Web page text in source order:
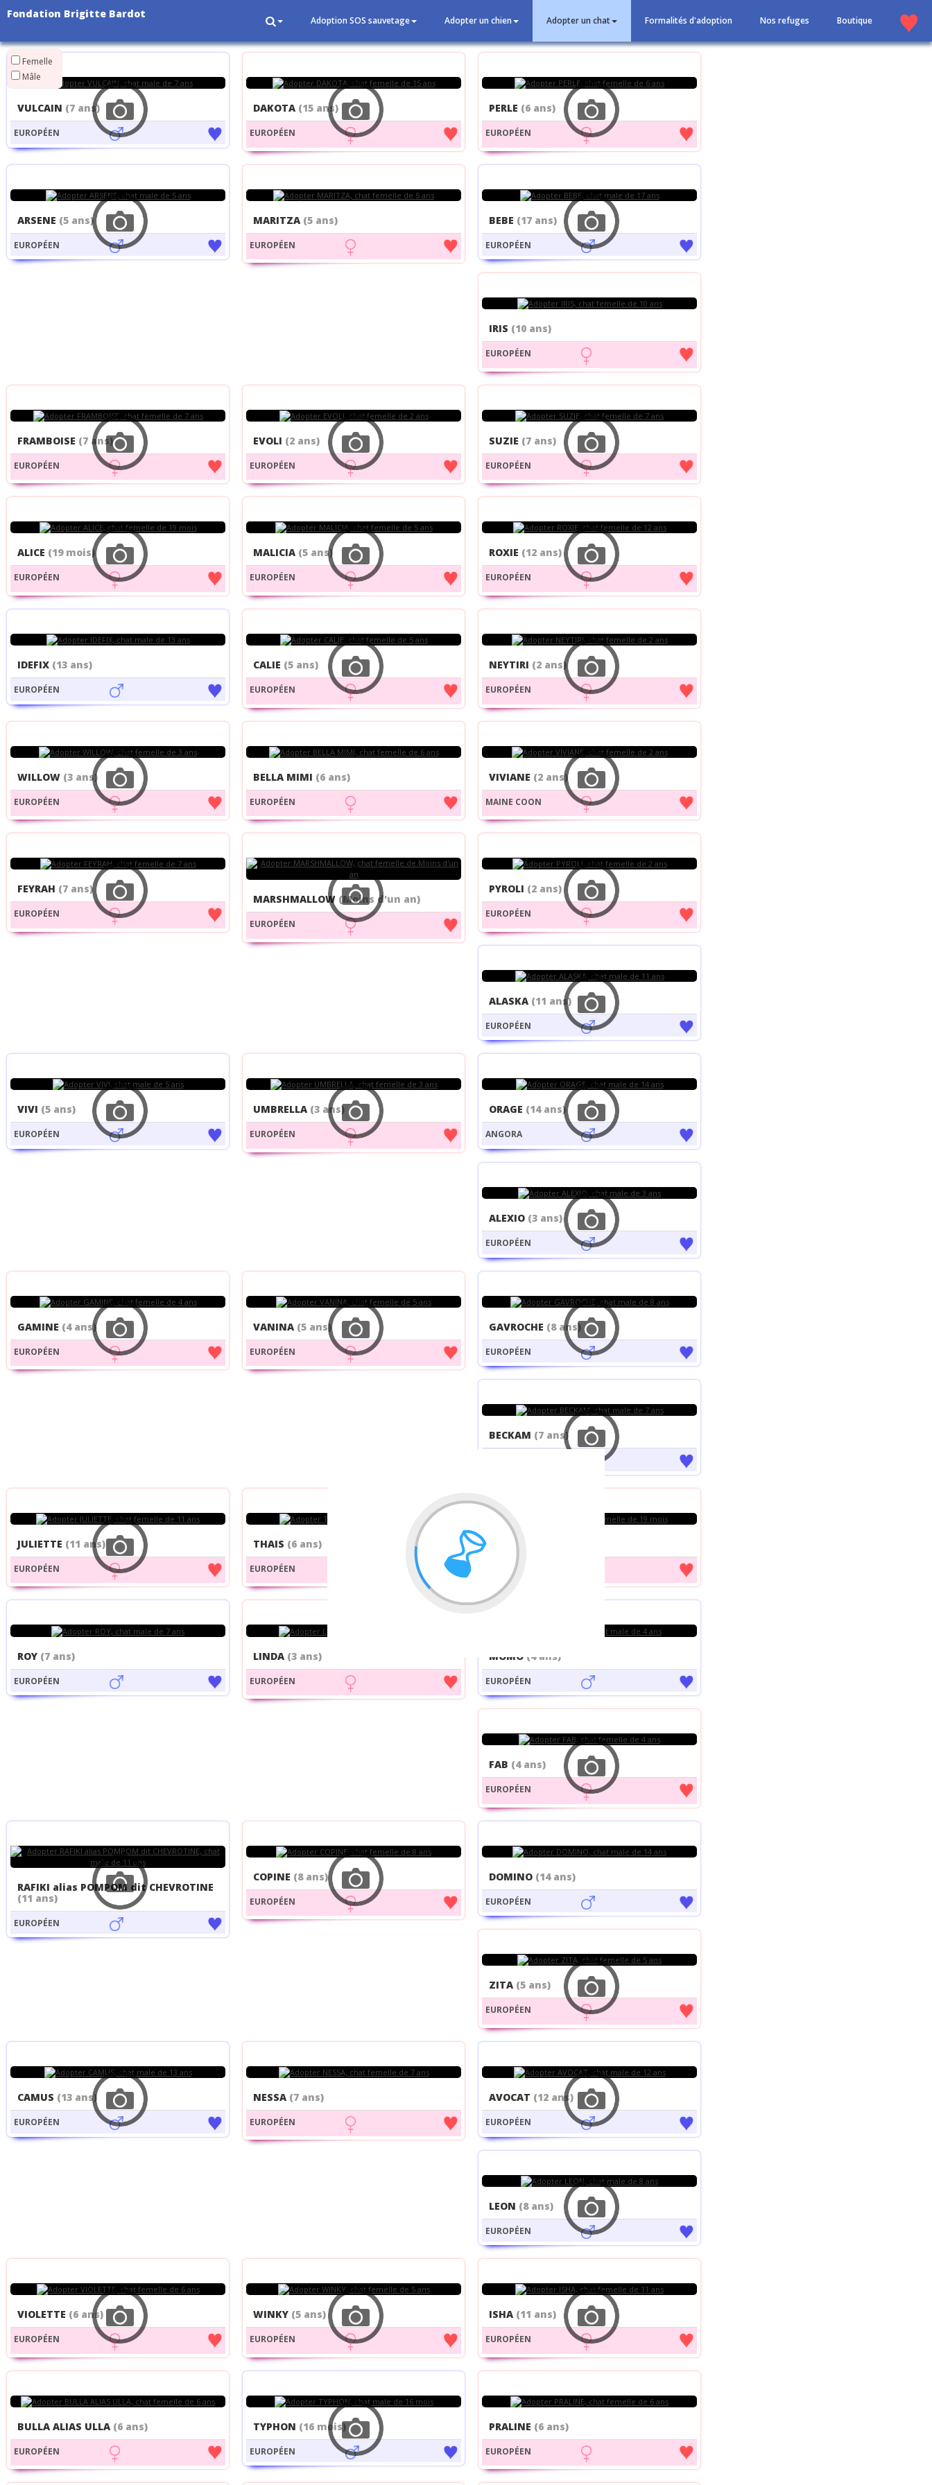
Fondation Brigitte Bardot
Adoption SOS sauvetage Adopter un chien Adopter un chat Formalités d'adoption Nos refuges Boutique
Femelle
Mâle
VULCAIN (7 ans)
EUROPÉEN
DAKOTA (15 ans)
EUROPÉEN
PERLE (6 ans)
EUROPÉEN
ARSENE (5 ans)
EUROPÉEN
MARITZA (5 ans)
EUROPÉEN
BEBE (17 ans)
EUROPÉEN
IRIS (10 ans)
EUROPÉEN
FRAMBOISE (7 ans)
EUROPÉEN
EVOLI (2 ans)
EUROPÉEN
SUZIE (7 ans)
EUROPÉEN
ALICE (19 mois)
EUROPÉEN
MALICIA (5 ans)
EUROPÉEN
ROXIE (12 ans)
EUROPÉEN
IDEFIX (13 ans)
EUROPÉEN
CALIE (5 ans)
EUROPÉEN
NEYTIRI (2 ans)
EUROPÉEN
WILLOW (3 ans)
EUROPÉEN
BELLA MIMI (6 ans)
EUROPÉEN
VIVIANE (2 ans)
MAINE COON
FEYRAH (7 ans)
EUROPÉEN
MARSHMALLOW (Moins d'un an)
EUROPÉEN
PYROLI (2 ans)
EUROPÉEN
ALASKA (11 ans)
EUROPÉEN
VIVI (5 ans)
EUROPÉEN
UMBRELLA (3 ans)
EUROPÉEN
ORAGE (14 ans)
ANGORA
ALEXIO (3 ans)
EUROPÉEN
GAMINE (4 ans)
EUROPÉEN
VANINA (5 ans)
EUROPÉEN
GAVROCHE (8 ans)
EUROPÉEN
BECKAM (7 ans)
JULIETTE (11 ans)
EUROPÉEN
THAIS (6 ans)
EUROPÉEN
SABA
EUROPÉEN
ROY (7 ans)
EUROPÉEN
LINDA (3 ans)
EUROPÉEN
MOMO (4 ans)
EUROPÉEN
FAB (4 ans)
EUROPÉEN
RAFIKI alias POMPOM dit CHEVROTINE
(11 ans)
EUROPÉEN
COPINE (8 ans)
EUROPÉEN
DOMINO (14 ans)
EUROPÉEN
ZITA (5 ans)
EUROPÉEN
CAMUS (13 ans)
EUROPÉEN
NESSA (7 ans)
EUROPÉEN
AVOCAT (12 ans)
EUROPÉEN
LEON (8 ans)
EUROPÉEN
VIOLETTE (6 ans)
EUROPÉEN
WINKY (5 ans)
EUROPÉEN
ISHA (11 ans)
EUROPÉEN
BULLA ALIAS ULLA (6 ans)
EUROPÉEN
TYPHON (16 mois)
EUROPÉEN
PRALINE (6 ans)
EUROPÉEN